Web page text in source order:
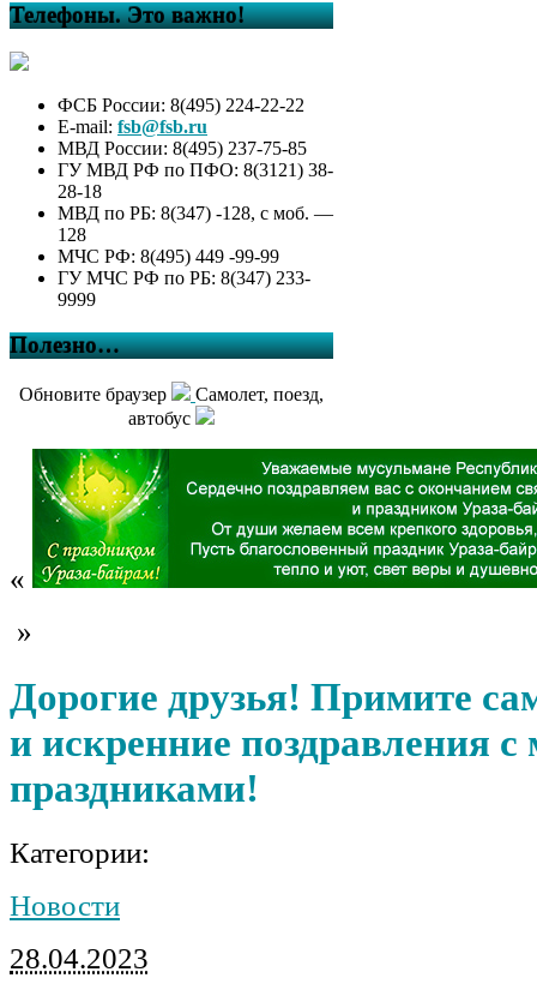
Телефоны. Это важно!
ФСБ России: 8(495) 224-22-22
E-mail: fsb@fsb.ru
МВД России: 8(495) 237-75-85
ГУ МВД РФ по ПФО: 8(3121) 38-
28-18
МВД по РБ: 8(347) -128, с моб. —
128
МЧС РФ: 8(495) 449 -99-99
ГУ МЧС РФ по РБ: 8(347) 233-
9999
Полезно…
Обновите браузер
Самолет, поезд,
автобус
«
»
Дорогие друзья! Примите
и искренние поздравления
праздниками!
Категории:
Новости
28.04.2023